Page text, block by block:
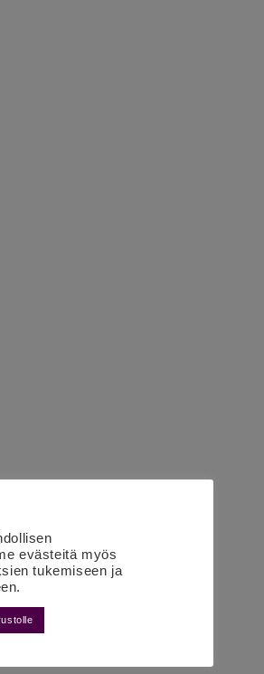
evästeitä myös
tukemiseen ja